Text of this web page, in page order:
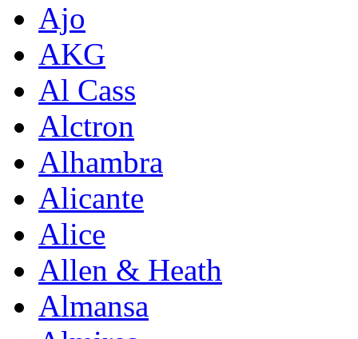
Ajo
AKG
Al Cass
Alctron
Alhambra
Alicante
Alice
Allen & Heath
Almansa